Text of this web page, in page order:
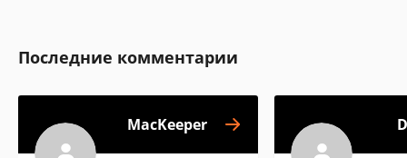
Последние комментарии
MacKeeper